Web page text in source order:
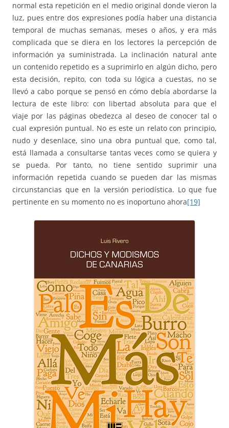
normal esta repetición en el medio original donde vieron la
luz, pues entre dos expresiones podía haber una distancia
temporal de muchas semanas, meses o años, y era más
complicada que se diera en los lectores la percepción de
información ya suministrada. La inclinación natural ante
un contenido repetido es a suprimirlo en algún dicho, pero
esta decisión, repito, con toda su lógica a cuestas, no se
llevó a cabo porque se pensó en cómo debía abordarse la
lectura de este libro: con libertad absoluta para que el
viaje por las páginas obedezca al deseo de conocer tal o
cual expresión puntual. No es este un relato con principio,
nudo y desenlace, sino una obra puntual que, como tal,
está llamada a consultarse tantas veces como se quiera y
se pueda. Por tanto, no tiene sentido suprimir una
información repetida cuando se pueden dar las mismas
circunstancias que en la versión periodística. Lo que fue
pertinente en su momento no es inoportuno ahora[19]